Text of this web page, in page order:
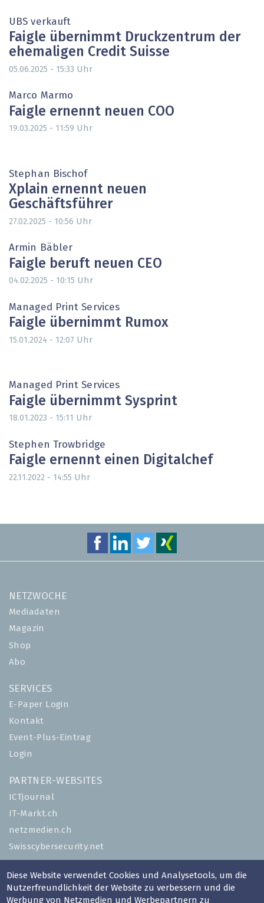
UBS verkauft
Faigle übernimmt Druckzentrum der
ehemaligen Credit Suisse
05.06.2025 - 15:33 Uhr
Marco Marmo
Faigle ernennt neuen COO
19.03.2025 - 11:59 Uhr
Stephan Bischof
Xplain ernennt neuen
Geschäftsführer
27.02.2025 - 10:56 Uhr
Armin Bäbler
Faigle beruft neuen CEO
04.02.2025 - 10:15 Uhr
Managed Print Services
Faigle übernimmt Rumox
15.01.2024 - 12:07 Uhr
Managed Print Services
Faigle übernimmt Sysprint
18.01.2023 - 15:11 Uhr
Stephen Trowbridge
Faigle ernennt einen Digitalchef
22.11.2022 - 14:55 Uhr
NETZWOCHE
Mediadaten
Magazin
Shop
Abo
SERVICES
E-Paper Login
Kontakt
Event-Plus-Eintrag
Login
PARTNER-WEBSITES
ICTjournal
IT-Markt.ch
netzmedien.ch
Swisscybersecurity.net
© NETZMEDIEN AG 2026
Impressum
Diese Website verwendet Cookies und Analysetools, um die
Nutzerfreundlichkeit der Website zu verbessern und die
Werbung von Netzmedien und Werbepartnern zu